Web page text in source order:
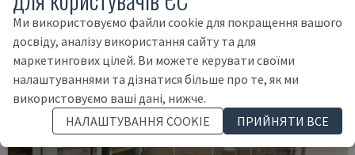
Ми використовуємо файли cookie для покращення вашого
досвіду, аналізу використання сайту та для
маркетингових цілей. Ви можете керувати своїми
налаштуваннями та дізнатися більше про те, як ми
використовуємо ваші дані, нижче.
НАЛАШТУВАННЯ COOKIE
ПРИЙНЯТИ ВСЕ